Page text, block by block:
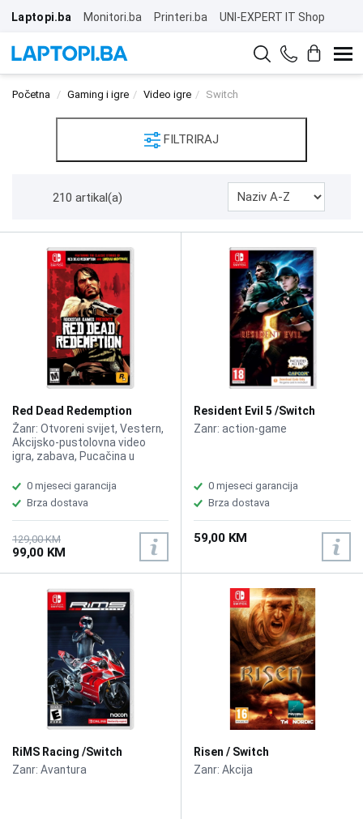
Laptopi.ba Monitori.ba Printeri.ba UNI-EXPERT IT Shop
Početna Gaming i igre Video igre Switch
FILTRIRAJ
210 artikal(a)
Red Dead Redemption
/Switch
Žanr: Otvoreni svijet, Vestern,
Akcijsko-pustolovna video
igra, zabava, Pucačina u
Societal
0 mjeseci garancija
Brza dostava
129,00 KM
99,00 KM
Resident Evil 5 /Switch
Zanr: action-game
0 mjeseci garancija
Brza dostava
59,00 KM
RiMS Racing /Switch
Zanr: Avantura
Risen / Switch
Zanr: Akcija